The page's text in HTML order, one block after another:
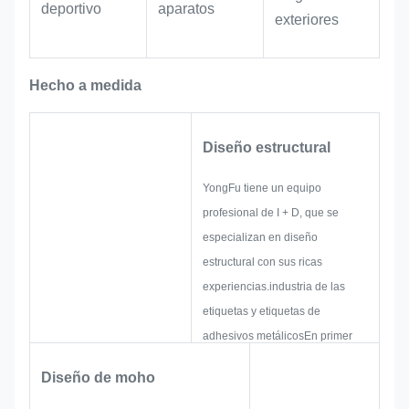
deportivo
aparatos
exteriores
Hecho a medida
Diseño estructural
YongFu tiene un equipo
profesional de I + D, que se
especializan en diseño
estructural con sus ricas
experiencias.industria de las
etiquetas y etiquetas de
adhesivos metálicosEn primer
Diseño de moho